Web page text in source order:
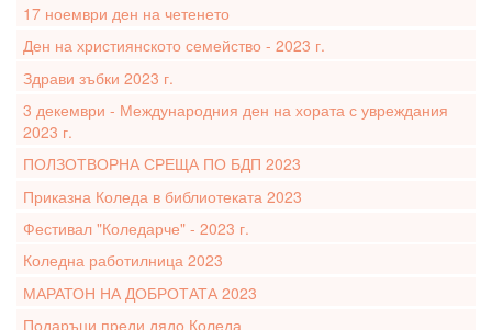
17 ноември ден на четенето
Ден на християнското семейство - 2023 г.
Здрави зъбки 2023 г.
3 декември - Международния ден на хората с увреждания
2023 г.
ПОЛЗОТВОРНА СРЕЩА ПО БДП 2023
Приказна Коледа в библиотеката 2023
Фестивал "Коледарче" - 2023 г.
Коледна работилница 2023
МАРАТОН НА ДОБРОТАТА 2023
Подаръци преди дядо Коледа